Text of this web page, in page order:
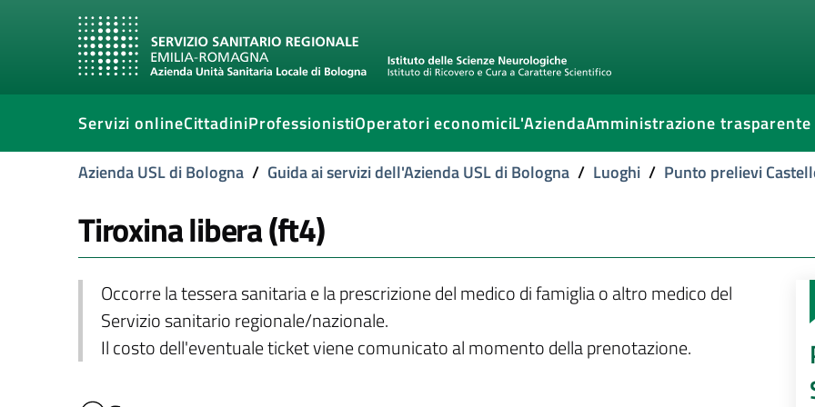
Servizi onlineCittadiniProfessionistiOperatori economiciL'AziendaAmministrazione trasparente
Azienda USL di Bologna / Guida ai servizi dell'Azienda USL di Bologna / Luoghi / Punto prelievi
Tiroxina libera (ft4)
Occorre la tessera sanitaria e la prescrizione del medico di famiglia o altro medico del
Servizio sanitario regionale/nazionale.
Il costo dell'eventuale ticket viene comunicato al momento della prenotazione.